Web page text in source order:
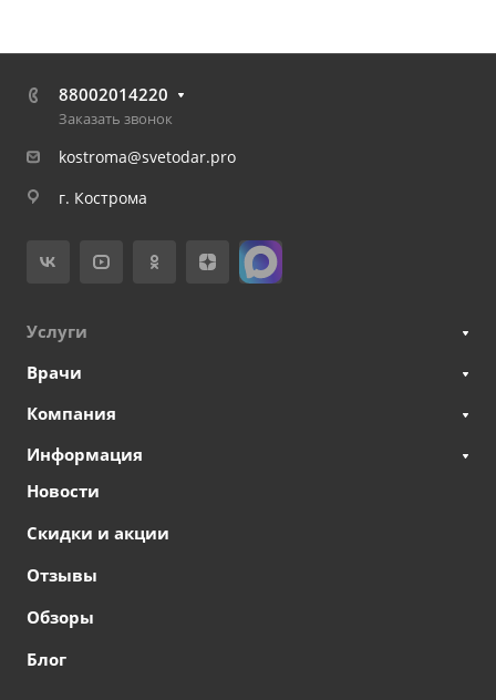
88002014220
Заказать звонок
kostroma@svetodar.pro
г. Кострома
Услуги
Врачи
Компания
Информация
Новости
Скидки и акции
Отзывы
Обзоры
Блог